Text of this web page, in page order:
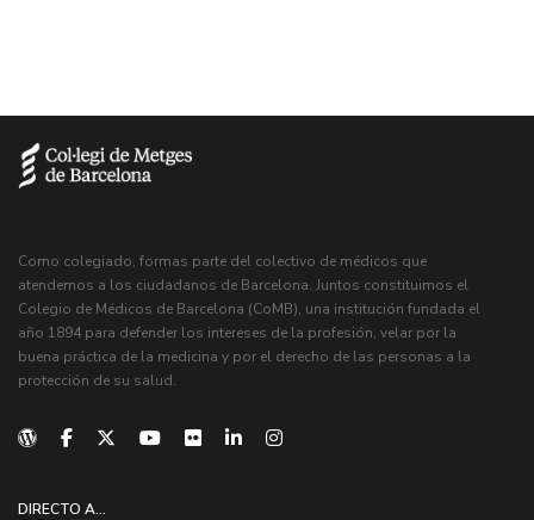
Como colegiado, formas parte del colectivo de médicos que
atendemos a los ciudadanos de Barcelona. Juntos constituimos el
Colegio de Médicos de Barcelona (CoMB), una institución fundada el
año 1894 para defender los intereses de la profesión, velar por la
buena práctica de la medicina y por el derecho de las personas a la
protección de su salud.
DIRECTO A...